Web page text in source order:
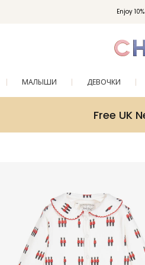
Enjoy
МАЛЫШИ ДЕВОЧКИ
Free UK